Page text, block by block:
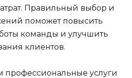
Правильный выбор и
поможет повысить
команды и улучшить
клиентов.
профессиональные услуги